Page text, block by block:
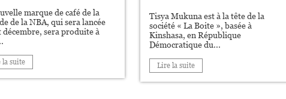
marque de café de la
de la NBA, qui sera lancée
décembre, sera produite à
la suite
Tisya Mukuna est à la tête de la
société « La Boite », basée à
Kinshasa, en République
Démocratique du...
Lire la suite